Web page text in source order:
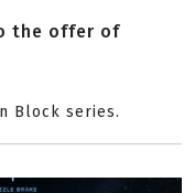
the offer of
Block series.